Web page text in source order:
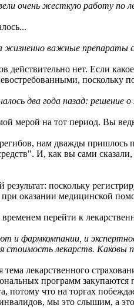
очень жесткую работу по
жизненно важные
действительно нет. Если
поскольку
два года назад: решение
мерой на тот период. Вы
нам дважды пришлось
И, как вы сами
поскольку
при оказании медицинской
перейти к
и фармкомпании, и
лекарств. Каковы
лекарственного
программ
потому что на торгах
мы это слышим, а